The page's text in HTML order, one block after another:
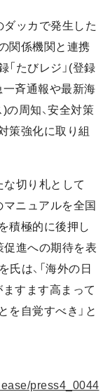
ダッカで発生した
関係機関と連携
「たびレジ」(登録
斉通報や最新海
周知、安全対策
策強化に取り組
な切り札として
マニュアルを全国
積極的に後押し
促進への期待を表
氏は、「海外の日
すます高まって
を自覚すべき」と
press4_0044